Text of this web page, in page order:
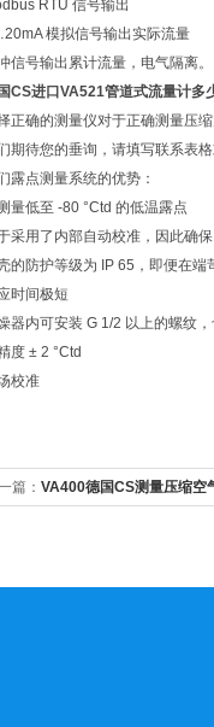
RTU 信号输出
模拟信号输出实际流量
信号输出累计流量，电气隔离
CS进口VA521管道式流量计多
正确的测量仪对于正确测量压
期待您的垂询，请填写联系表
露点测量系统的优势：
量低至 -80 °Ctd 的低温露点
采用了内部自动校准，因此确
的防护等级为 IP 65，即便在
时间极短
器内可安装 G 1/2 以上的螺纹
度 ± 2 °Ctd
校准
篇： VA400德国CS测量压缩空